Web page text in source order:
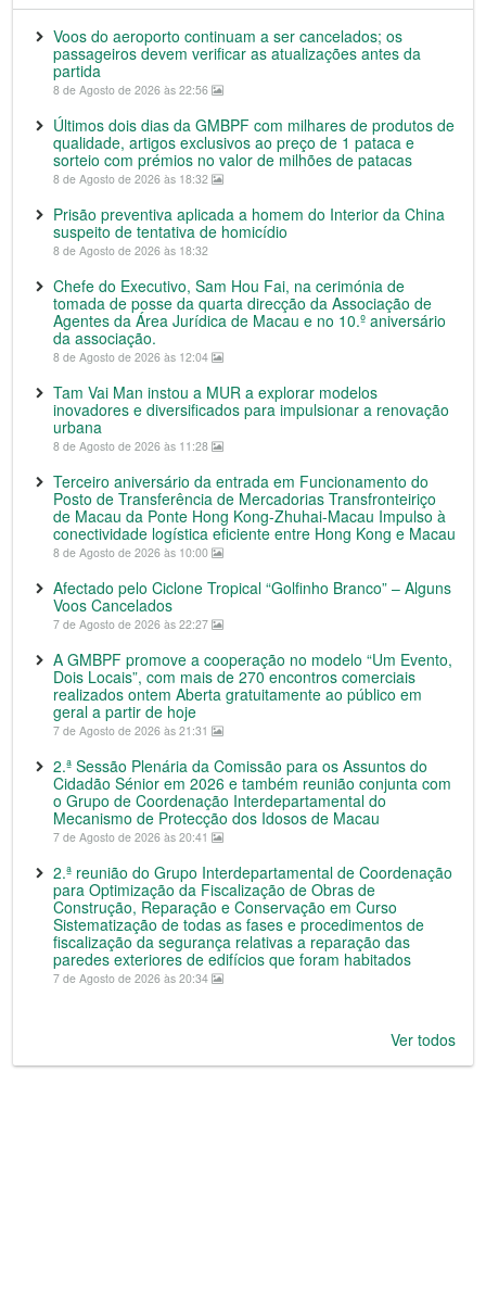
Voos do aeroporto continuam a ser cancelados; os
passageiros devem verificar as atualizações antes da
partida
8 de Agosto de 2026 às 22:56
Últimos dois dias da GMBPF com milhares de produtos de
qualidade, artigos exclusivos ao preço de 1 pataca e
sorteio com prémios no valor de milhões de patacas
8 de Agosto de 2026 às 18:32
Prisão preventiva aplicada a homem do Interior da China
suspeito de tentativa de homicídio
8 de Agosto de 2026 às 18:32
Chefe do Executivo, Sam Hou Fai, na cerimónia de
tomada de posse da quarta direcção da Associação de
Agentes da Área Jurídica de Macau e no 10.º aniversário
da associação.
8 de Agosto de 2026 às 12:04
Tam Vai Man instou a MUR a explorar modelos
inovadores e diversificados para impulsionar a renovação
urbana
8 de Agosto de 2026 às 11:28
Terceiro aniversário da entrada em Funcionamento do
Posto de Transferência de Mercadorias Transfronteiriço
de Macau da Ponte Hong Kong-Zhuhai-Macau Impulso à
conectividade logística eficiente entre Hong Kong e Macau
8 de Agosto de 2026 às 10:00
Afectado pelo Ciclone Tropical “Golfinho Branco” – Alguns
Voos Cancelados
7 de Agosto de 2026 às 22:27
A GMBPF promove a cooperação no modelo “Um Evento,
Dois Locais”, com mais de 270 encontros comerciais
realizados ontem Aberta gratuitamente ao público em
geral a partir de hoje
7 de Agosto de 2026 às 21:31
2.ª Sessão Plenária da Comissão para os Assuntos do
Cidadão Sénior em 2026 e também reunião conjunta com
o Grupo de Coordenação Interdepartamental do
Mecanismo de Protecção dos Idosos de Macau
7 de Agosto de 2026 às 20:41
2.ª reunião do Grupo Interdepartamental de Coordenação
para Optimização da Fiscalização de Obras de
Construção, Reparação e Conservação em Curso
Sistematização de todas as fases e procedimentos de
fiscalização da segurança relativas a reparação das
paredes exteriores de edifícios que foram habitados
7 de Agosto de 2026 às 20:34
Ver todos